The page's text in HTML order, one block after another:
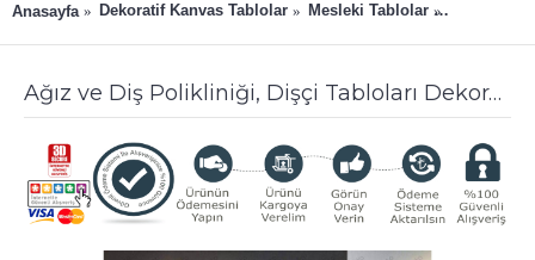
Anasayfa Dekoratif Kanvas Tablolar Mesleki Tablolar
Ağız ve Diş Polikliniği, Dişçi Tabloları Dekoratif Diş, Dekoratif Dişçi, Dişçi Dekorasyonu dsc369